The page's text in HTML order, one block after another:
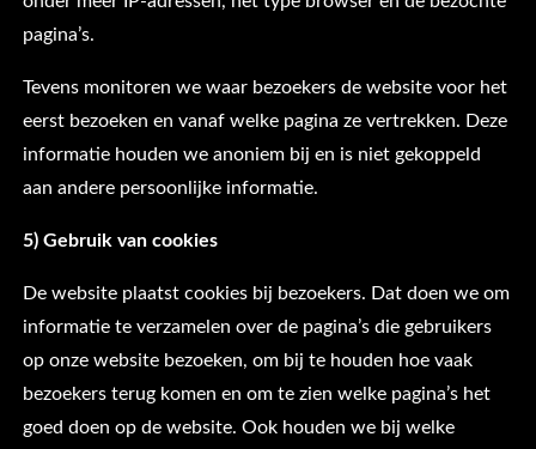
pagina’s.
Tevens monitoren we waar bezoekers de website voor het
eerst bezoeken en vanaf welke pagina ze vertrekken. Deze
informatie houden we anoniem bij en is niet gekoppeld
aan andere persoonlijke informatie.
5) Gebruik van cookies
De website plaatst cookies bij bezoekers. Dat doen we om
informatie te verzamelen over de pagina’s die gebruikers
op onze website bezoeken, om bij te houden hoe vaak
bezoekers terug komen en om te zien welke pagina’s het
goed doen op de website. Ook houden we bij welke